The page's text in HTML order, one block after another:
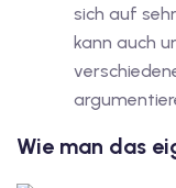
Deutschkurse mit
mit
sich auf
kann auch
Wie man das